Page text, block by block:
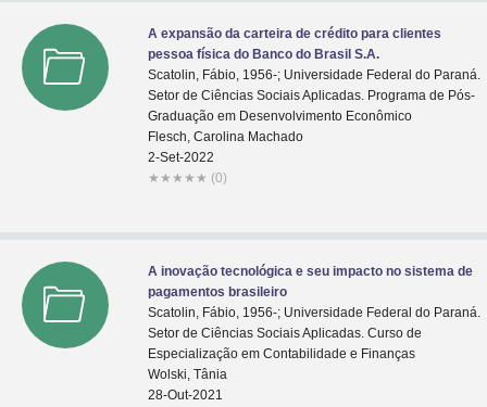
A expansão da carteira de crédito para clientes
pessoa física do Banco do Brasil S.A.
Scatolin, Fábio, 1956-; Universidade Federal do Paraná.
Setor de Ciências Sociais Aplicadas. Programa de Pós-
Graduação em Desenvolvimento Econômico
Flesch, Carolina Machado
2-Set-2022
★ ★ ★ ★ ★ (0)
A inovação tecnológica e seu impacto no sistema de
pagamentos brasileiro
Scatolin, Fábio, 1956-; Universidade Federal do Paraná.
Setor de Ciências Sociais Aplicadas. Curso de
Especialização em Contabilidade e Finanças
Wolski, Tânia
28-Out-2021